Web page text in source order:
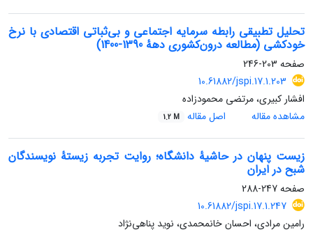
تحلیل تطبیقی رابطه سرمایه اجتماعی و بی‌ثباتی اقتصادی با نرخ
خودکشی (مطالعه درون‌کشوری دههٔ 1390-1400)
صفحه 203-246
10.61882/jspi.17.1.203
افشار کبیری، مرتضی محمودزاده
مشاهده مقاله
اصل مقاله 1.2 M
زیست پنهان در حاشیۀ دانشگاه؛ روایت تجربه زیستۀ نویسندگان
شبح در ایران
صفحه247-288
10.61882/jspi.17.1.247
رامین مرادی، احسان خانمحمدی، نوید پناهی‌نژاد